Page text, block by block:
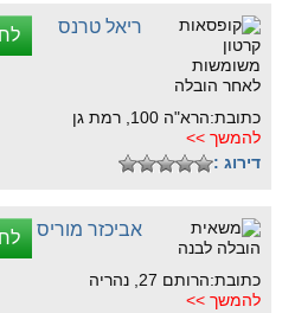
ריאל טרנס
כתובת:הרא"ה 100, רמת גן
להמשך >>
דירוג :
אביכזר מוריס
כתובת:הרותם 27, נהריה
להמשך >>